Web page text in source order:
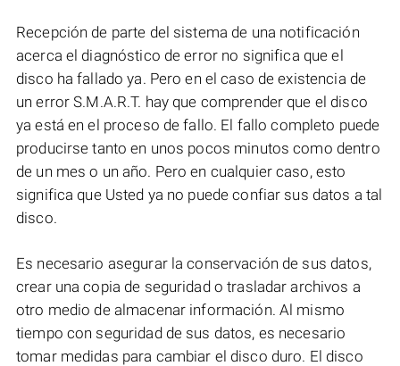
Recepción de parte del sistema de una notificación
acerca el diagnóstico de error no significa que el
disco ha fallado ya. Pero en el caso de existencia de
un error S.M.A.R.T. hay que comprender que el disco
ya está en el proceso de fallo. El fallo completo puede
producirse tanto en unos pocos minutos como dentro
de un mes o un año. Pero en cualquier caso, esto
significa que Usted ya no puede confiar sus datos a tal
disco.
Es necesario asegurar la conservación de sus datos,
crear una copia de seguridad o trasladar archivos a
otro medio de almacenar información. Al mismo
tiempo con seguridad de sus datos, es necesario
tomar medidas para cambiar el disco duro. El disco